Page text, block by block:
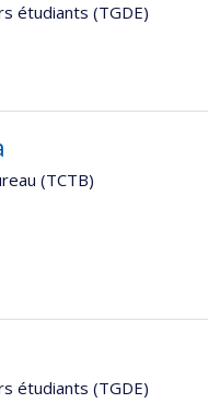
étudiants (TGDE)
(TCTB)
étudiants (TGDE)